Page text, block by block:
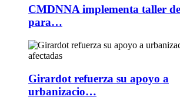
CMDNNA implementa taller
para…
Girardot refuerza su apoyo a
urbanizacio…